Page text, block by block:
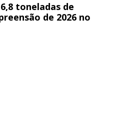
toneladas de
de 2026 no